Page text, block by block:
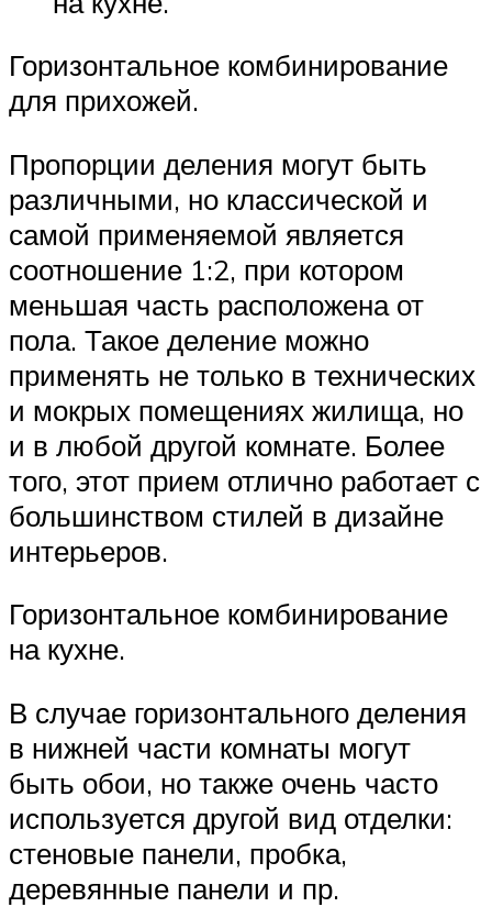
Горизонтальное комбинирование
для прихожей.
Пропорции деления могут быть
различными, но классической и
самой применяемой является
соотношение 1:2, при котором
меньшая часть расположена от
пола. Такое деление можно
применять не только в технических
и мокрых помещениях жилища, но
и в любой другой комнате. Более
того, этот прием отлично работает с
большинством стилей в дизайне
интерьеров.
Горизонтальное комбинирование
на кухне.
В случае горизонтального деления
в нижней части комнаты могут
быть обои, но также очень часто
используется другой вид отделки:
стеновые панели, пробка,
деревянные панели и пр.